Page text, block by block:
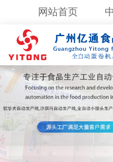
网站首页